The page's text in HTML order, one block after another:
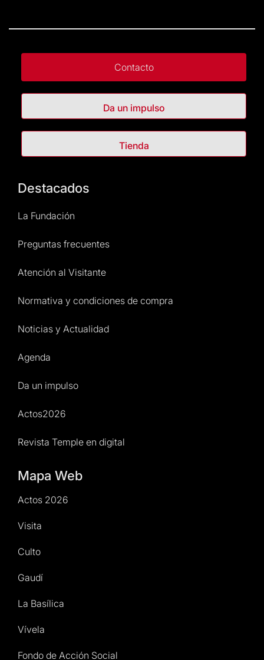
Contacto
Da un impulso
Tienda
Destacados
La Fundación
Preguntas frecuentes
Atención al Visitante
Normativa y condiciones de compra
Noticias y Actualidad
Agenda
Da un impulso
Actos2026
Revista Temple en digital
Mapa Web
Actos 2026
Visita
Culto
Gaudí
La Basílica
Vívela
Fondo de Acción Social